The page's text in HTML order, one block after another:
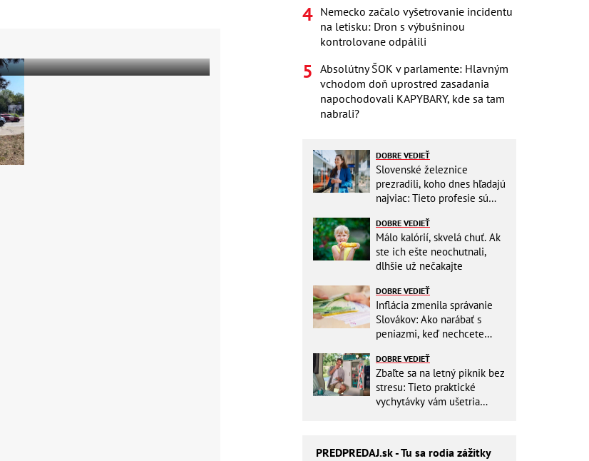
Nemecko začalo vyšetrovanie incidentu
na letisku: Dron s výbušninou
kontrolovane odpálili
Absolútny ŠOK v parlamente: Hlavným
vchodom doň uprostred zasadania
napochodovali KAPYBARY, kde sa tam
nabrali?
DOBRE VEDIEŤ
Slovenské železnice
prezradili, koho dnes hľadajú
najviac: Tieto profesie sú
DOBRE VEDIEŤ
Málo kalórií, skvelá chuť. Ak
ste ich ešte neochutnali,
dlhšie už nečakajte
DOBRE VEDIEŤ
Inflácia zmenila správanie
Slovákov: Ako narábať s
peniazmi, keď nechcete
DOBRE VEDIEŤ
Zbaľte sa na letný piknik bez
stresu: Tieto praktické
vychytávky vám ušetria
PREDPREDAJ.sk - Tu sa rodia zážitky